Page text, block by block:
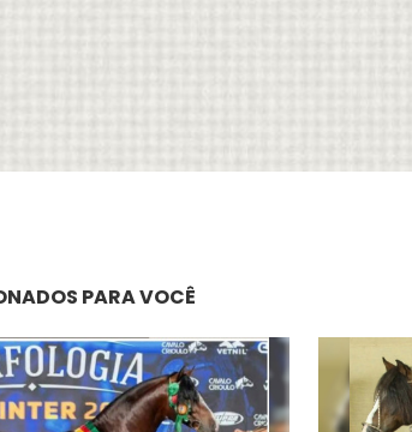
PARA VOCÊ